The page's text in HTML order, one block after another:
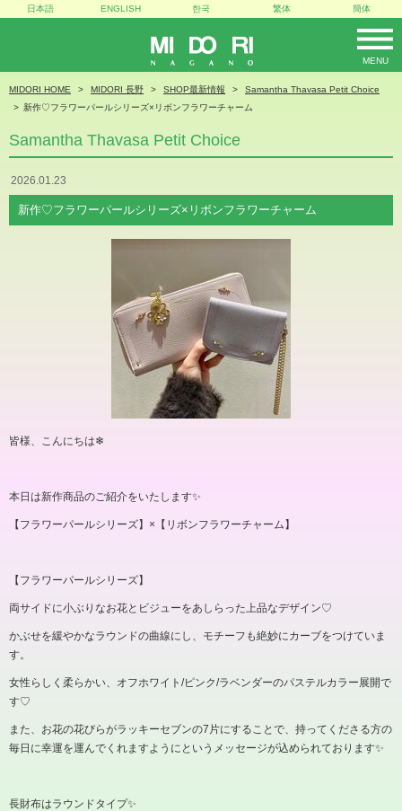
MIDORI
MENU
日本語 ENGLISH 한국 繁体 簡体
MIDORI HOME MIDORI 長野 SHOP最新情報
Samantha Thavasa Petit Choice
新作♡フラワーパールシリーズ×リボンフラワーチャーム
Samantha Thavasa Petit Choice
2026.01.23
新作♡フラワーパールシリーズ×リボンフラワーチャーム
皆様、こんにちは❄︎
本日は新作商品のご紹介をいたします✨
【フラワーパールシリーズ】 × 【リボンフラワーチャーム】
【フラワーパールシリーズ】
両サイドに小ぶりなお花とビジューをあしらった上品なデザイン♡
かぶせを緩やかなラウンドの曲線にし、モチーフも絶妙にカーブをつけていま
す。
女性らしく柔らかい、オフホワイト /ピンク/ラベンダーのパステルカラー展開で
す♡
また、お花の花びらがラッキーセブンの7片にすることで、持ってくださる方の
毎日に幸運を運んでくれますようにというメッセージが込められております✨
長財布はラウンドタイプ✨